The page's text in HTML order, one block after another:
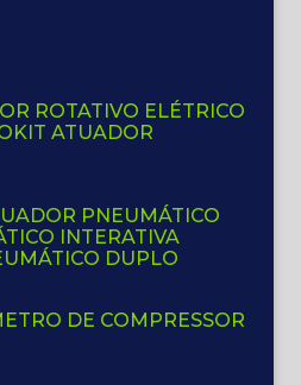
ROTATIVO ELÉTRICO
KIT ATUADOR
PNEUMÁTICO
INTERATIVA
DUPLO
DE COMPRESSOR